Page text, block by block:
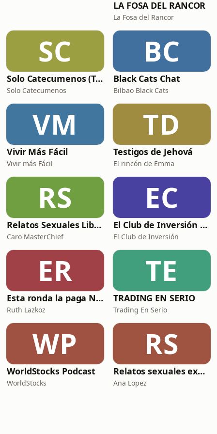
LA FOSA DEL RANCOR
La Fosa del Rancor
SC
Solo Catecumenos (Temas católicos)
Solo Catecumenos
BC
Black Cats Chat
Bilbao Black Cats
VM
Vivir Más Fácil
Vivir más Fácil
TD
Testigos de Jehová
El rincón de Emma
RS
Relatos Sexuales Liberales
Caro MasterChief
EC
El Club de Inversión podcast
El Club de Inversión
ER
Esta ronda la paga Newton
Ruth Lazkoz
TE
TRADING EN SERIO
Trading En Serio
WP
WorldStocks Podcast
WorldStocks
RS
Relatos sexuales explícitos
Ana Lopez